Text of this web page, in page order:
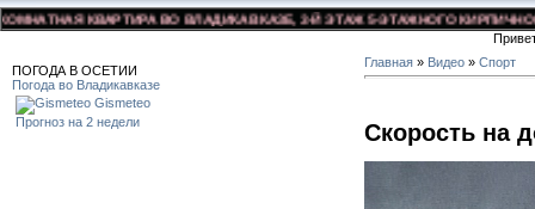
КВАРТИРА ВО ВЛАДИКАВКАЗЕ, 3-Й ЭТАЖ 5-ЭТАЖНОГО КИРПИЧНОГО
ПОГОДА В ОСЕТИИ
Погода во Владикавказе
Gismeteo
Прогноз на 2 недели
Главная » Видео » Спорт
Скорость на